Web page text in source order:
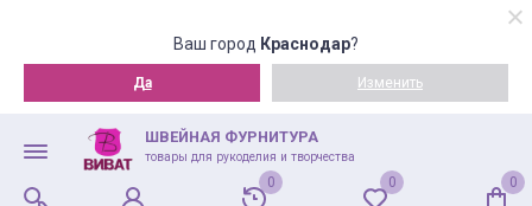
Ваш город Краснодар?
Да Изменить
ШВЕЙНАЯ ФУРНИТУРА
товары для рукоделия и творчества
0 0 0